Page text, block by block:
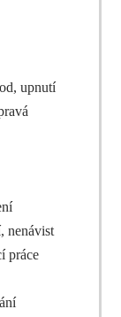
upnutí
nenávist
práce